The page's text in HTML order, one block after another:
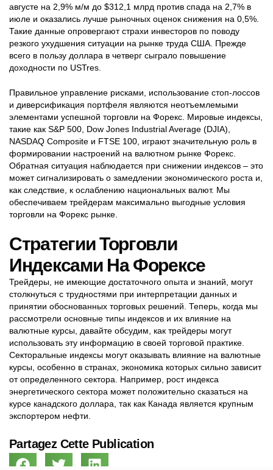
августе на 2,9% м/м до $312,1 млрд против спада на 2,7% в
июле и оказались лучше рыночных оценок снижения на 0,5%.
Такие данные опровергают страхи инвесторов по поводу
резкого ухудшения ситуации на рынке труда США. Прежде
всего в пользу доллара в четверг сыграло повышение
доходности по USTres.
Правильное управление рисками, использование стоп-лоссов
и диверсификация портфеля являются неотъемлемыми
элементами успешной торговли на Форекс. Мировые индексы,
такие как S&P 500, Dow Jones Industrial Average (DJIA),
NASDAQ Composite и FTSE 100, играют значительную роль в
формировании настроений на валютном рынке Форекс.
Обратная ситуация наблюдается при снижении индексов – это
может сигнализировать о замедлении экономического роста и,
как следствие, к ослаблению национальных валют. Мы
обеспечиваем трейдерам максимально выгодные условия
торговли на Форекс рынке.
Стратегии Торговли
Индексами На Форексе
Трейдеры, не имеющие достаточного опыта и знаний, могут
столкнуться с трудностями при интерпретации данных и
принятии обоснованных торговых решений. Теперь, когда мы
рассмотрели основные типы индексов и их влияние на
валютные курсы, давайте обсудим, как трейдеры могут
использовать эту информацию в своей торговой практике.
Секторальные индексы могут оказывать влияние на валютные
курсы, особенно в странах, экономика которых сильно зависит
от определенного сектора. Например, рост индекса
энергетического сектора может положительно сказаться на
курсе канадского доллара, так как Канада является крупным
экспортером нефти.
Partagez Cette Publication